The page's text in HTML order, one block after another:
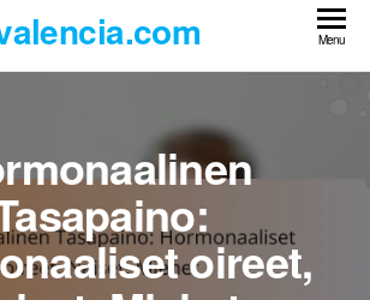
Menu
oireet,